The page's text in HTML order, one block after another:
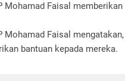
Mohamad Faisal
Mohamad Faisal
bantuan kepada mereka.